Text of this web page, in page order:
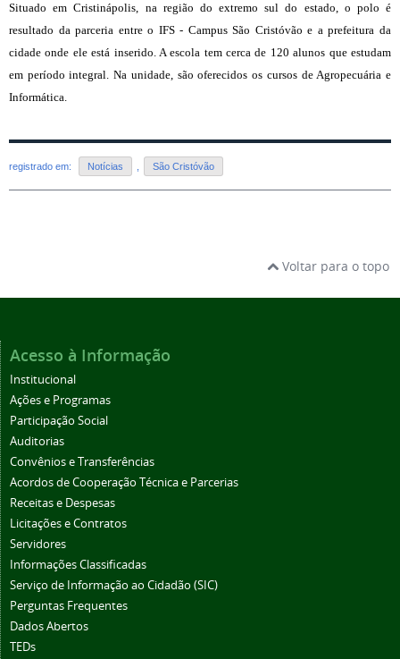
Situado em Cristinápolis, na região do extremo sul do estado, o polo é
resultado da parceria entre o IFS - Campus São Cristóvão e a prefeitura da
cidade onde ele está inserido. A escola tem cerca de 120 alunos que estudam
em período integral. Na unidade, são oferecidos os cursos de Agropecuária e
Informática.
registrado em: Notícias São Cristóvão
Voltar para o topo
Acesso à Informação
Institucional
Ações e Programas
Participação Social
Auditorias
Convênios e Transferências
Acordos de Cooperação Técnica e Parcerias
Receitas e Despesas
Licitações e Contratos
Servidores
Informações Classificadas
Serviço de Informação ao Cidadão (SIC)
Perguntas Frequentes
Dados Abertos
TEDs